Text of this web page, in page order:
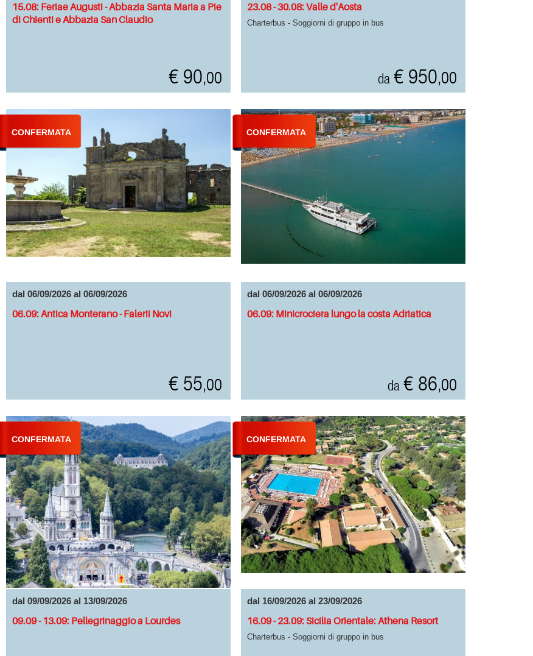
15.08: Feriae Augusti - Abbazia Santa Maria a Pie
di Chienti e Abbazia San Claudio
€ 90,00
23.08 - 30.08: Valle d'Aosta
Charterbus - Soggiorni di gruppo in bus
da € 950,00
dal 06/09/2026 al 06/09/2026
06.09: Antica Monterano - Falerii Novi
CONFERMATA
€ 55,00
dal 06/09/2026 al 06/09/2026
06.09: Minicrociera lungo la costa Adriatica
CONFERMATA
da € 86,00
dal 09/09/2026 al 13/09/2026
09.09 - 13.09: Pellegrinaggio a Lourdes
CONFERMATA
dal 16/09/2026 al 23/09/2026
16.09 - 23.09: Sicilia Orientale: Athena Resort
Charterbus - Soggiorni di gruppo in bus
CONFERMATA